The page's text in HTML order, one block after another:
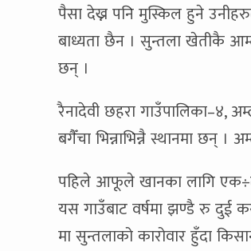
पैसा देख्न पनि मुस्किल हुने
बाध्यता छैन । सुन्तला खेतीकै
छन् ।
रैनादेवी छहरा गाउँपालिका–४,
बगैँचा भिन्नाभिन्नै स्थानमा छन्
पहिले आफूले खानका लागि
यस गाउँबाट वर्षमा झण्डै रु दुई
मा सुन्तलाको कारोवार हुँदा